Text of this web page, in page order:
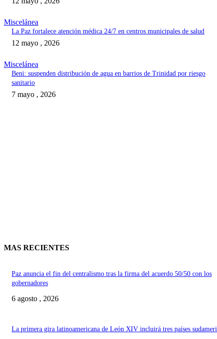
Miscelánea
La Paz fortalece atención médica 24/7 en centros municipales de salud
12 mayo , 2026
Miscelánea
Beni: suspenden distribución de agua en barrios de Trinidad por riesgo
sanitario
7 mayo , 2026
MAS RECIENTES
Paz anuncia el fin del centralismo tras la firma del acuerdo 50/50 con los
gobernadores
6 agosto , 2026
La primera gira latinoamericana de León XIV incluirá tres países